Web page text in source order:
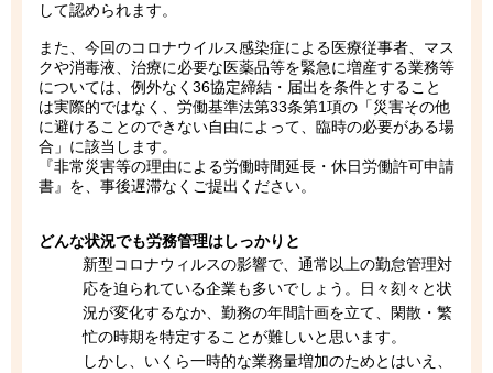
して認められます。
また、今回のコロナウイルス感染症による医療従事者、マス
クや消毒液、治療に必要な医薬品等を緊急に増産する業務等
については、例外なく36協定締結・届出を条件とすること
は実際的ではなく、労働基準法第33条第1項の「災害その他
に避けることのできない自由によって、臨時の必要がある場
合」に該当します。
『非常災害等の理由による労働時間延長・休日労働許可申請
書』を、事後遅滞なくご提出ください。
どんな状況でも労務管理はしっかりと
新型コロナウィルスの影響で、通常以上の勤怠管理対
応を迫られている企業も多いでしょう。日々刻々と状
況が変化するなか、勤務の年間計画を立て、閑散・繁
忙の時期を特定することが難しいと思います。
しかし、いくら一時的な業務量増加のためとはいえ、